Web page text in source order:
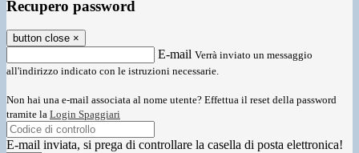
Recupero password
button close ×
E-mail Verrà inviato un messaggio
all'indirizzo indicato con le istruzioni necessarie.
Non hai una e-mail associata al nome utente? Effettua il reset della password
tramite la Login Spaggiari
E-mail inviata, si prega di controllare la casella di posta elettronica!